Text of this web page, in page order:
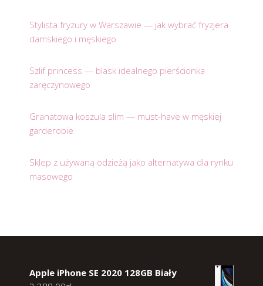
Stylista fryzury w Warszawie — jak wybrać fryzjera
damskiego i męskiego
Szlif princess — blask idealnego pierścionka
zaręczynowego
Granatowa koszula slim — must-have w męskiej
garderobie
Sklep z używaną odzieżą jako alternatywa dla rynku
masowego
Apple iPhone SE 2020 128GB Biały